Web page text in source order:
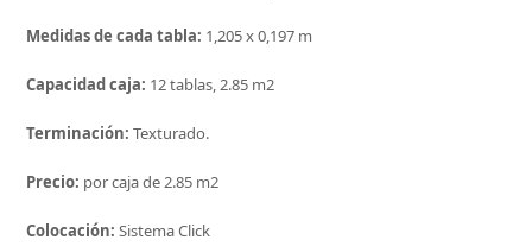
Medidas de cada tabla: 1,205 x 0,197 m
Capacidad caja: 12 tablas, 2.85 m2
Terminación:Texturado.
Precio: por caja de 2.85 m2
Colocación:Sistema Click